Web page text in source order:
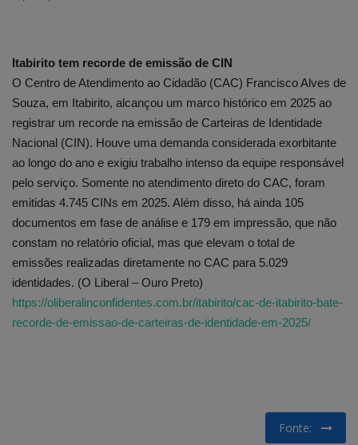
Itabirito tem recorde de emissão de CIN
O Centro de Atendimento ao Cidadão (CAC) Francisco Alves de
Souza, em Itabirito, alcançou um marco histórico em 2025 ao
registrar um recorde na emissão de Carteiras de Identidade
Nacional (CIN). Houve uma demanda considerada exorbitante
ao longo do ano e exigiu trabalho intenso da equipe responsável
pelo serviço. Somente no atendimento direto do CAC, foram
emitidas 4.745 CINs em 2025. Além disso, há ainda 105
documentos em fase de análise e 179 em impressão, que não
constam no relatório oficial, mas que elevam o total de
emissões realizadas diretamente no CAC para 5.029
identidades. (O Liberal – Ouro Preto)
https://oliberalinconfidentes.com.br/itabirito/cac-de-itabirito-bate-
recorde-de-emissao-de-carteiras-de-identidade-em-2025/
Fonte: